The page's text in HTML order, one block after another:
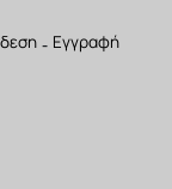
- Εγγραφή